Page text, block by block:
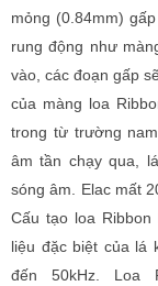
mỏng (0.84mm)
rung động như
vào, các đoạn gấp
của màng loa
trong từ trường
âm tần chạy qua,
sóng âm. Elac mất
Cấu tạo loa
liệu đặc biệt của lá
đến 50kHz. Loa